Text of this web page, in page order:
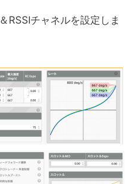
RSSIチャネルを設定しま